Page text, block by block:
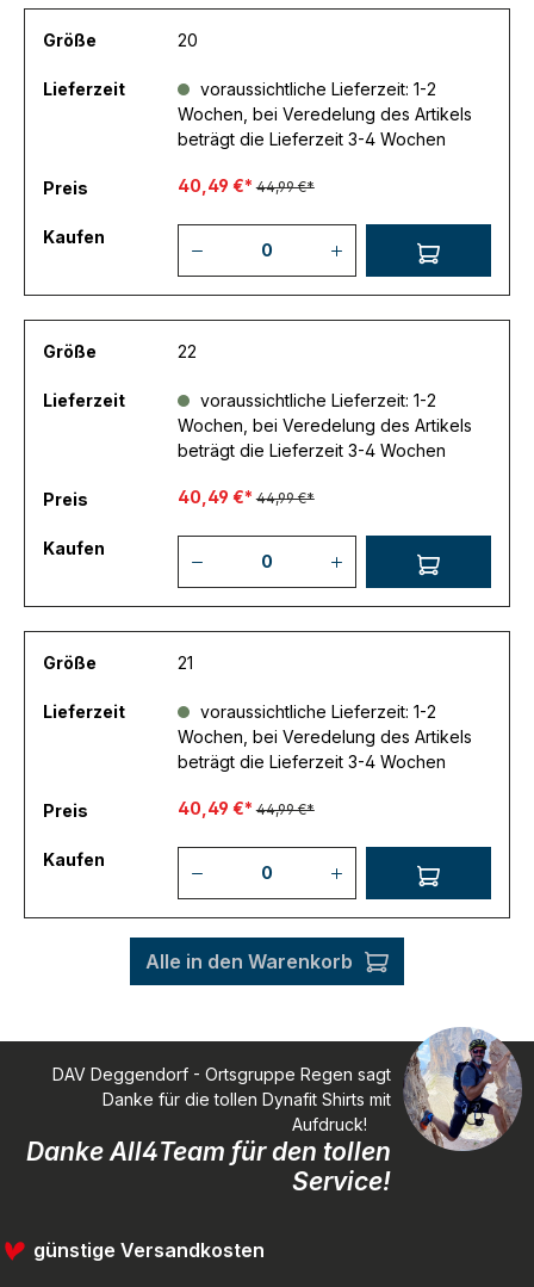
Größe 20
Lieferzeit
voraussichtliche Lieferzeit: 1-2
Wochen, bei Veredelung des Artikels
beträgt die Lieferzeit 3-4 Wochen
Preis 40,49 €*44,99 €*
Kaufen
Größe 22
Lieferzeit
voraussichtliche Lieferzeit: 1-2
Wochen, bei Veredelung des Artikels
beträgt die Lieferzeit 3-4 Wochen
Preis 40,49 €*44,99 €*
Kaufen
Größe 21
Lieferzeit
voraussichtliche Lieferzeit: 1-2
Wochen, bei Veredelung des Artikels
beträgt die Lieferzeit 3-4 Wochen
Preis 40,49 €*44,99 €*
Kaufen
Alle in den Warenkorb
DAV Deggendorf - Ortsgruppe Regen sagt
Danke für die tollen Dynafit Shirts mit
Aufdruck!
Danke All4Team für den tollen
Service!
günstige Versandkosten